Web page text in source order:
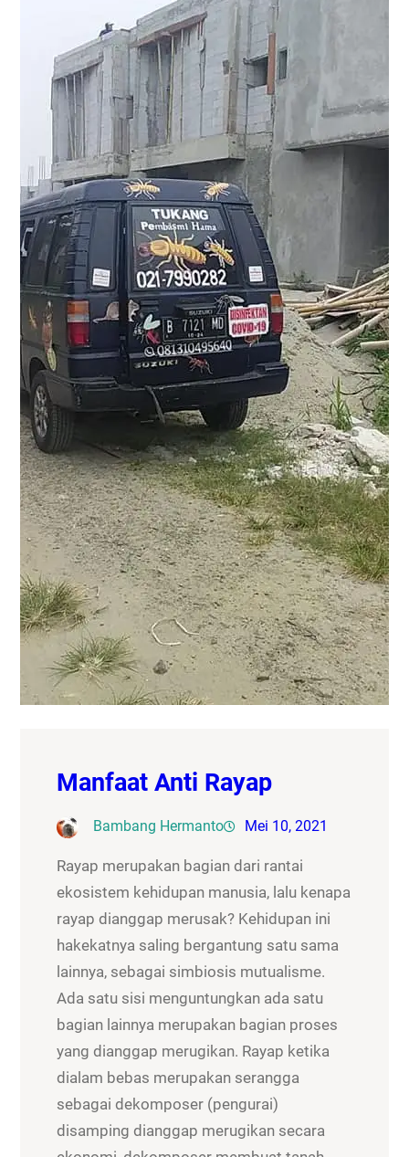
Manfaat Anti Rayap
Bambang Hermanto Mei 10, 2021
Rayap merupakan bagian dari rantai
ekosistem kehidupan manusia, lalu kenapa
rayap dianggap merusak? Kehidupan ini
hakekatnya saling bergantung satu sama
lainnya, sebagai simbiosis mutualisme.
Ada satu sisi menguntungkan ada satu
bagian lainnya merupakan bagian proses
yang dianggap merugikan. Rayap ketika
dialam bebas merupakan serangga
sebagai dekomposer (pengurai)
disamping dianggap merugikan secara